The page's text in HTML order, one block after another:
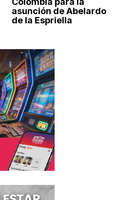
asunción de Abelardo
de la Espriella